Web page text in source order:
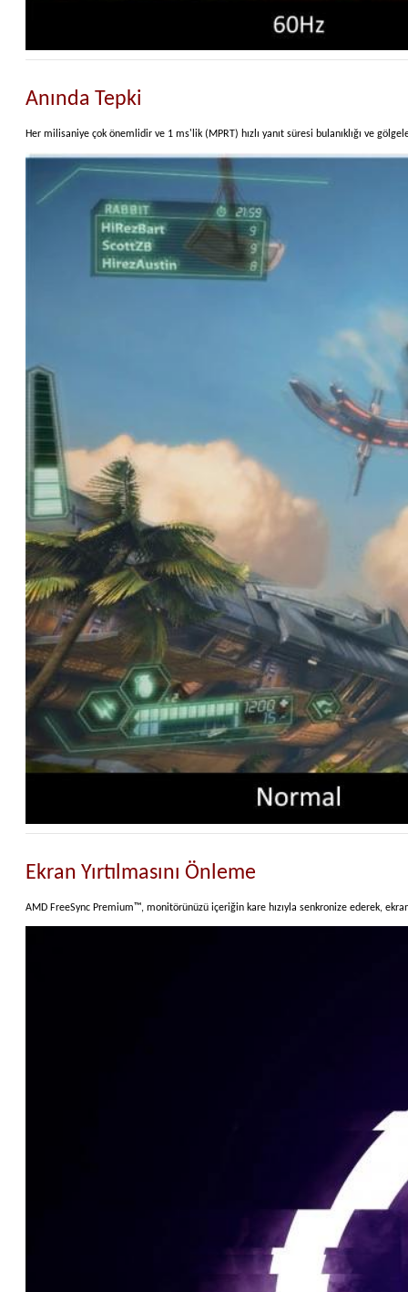
Anında Tepki
Her milisaniye çok önemlidir ve 1 ms'lik (MPRT) hızlı yanıt süresi bulanıklığı ve
Ekran Yırtılmasını Önleme
AMD FreeSync Premium™, monitörünüzü içeriğin kare hızıyla senkronize ederek,